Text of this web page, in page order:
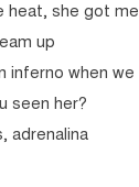
she got me
up
inferno when we
seen her?
adrenalina